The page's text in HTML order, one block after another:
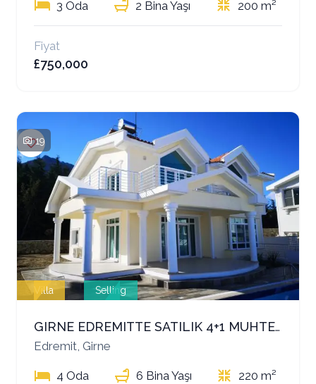
3 Oda 2 Bina Yaşı 200 m²
Fiyat
£750,000
19
Villa Selling
GIRNE EDREMITTE SATILIK 4+1 MUHTESEM VILLA
Edremit, Girne
4 Oda 6 Bina Yaşı 220 m²